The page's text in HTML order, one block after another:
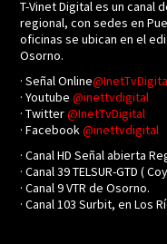
T-Vinet Digital es un
regional, con sedes en
oficinas se ubican en el
Osorno.
· Señal Online
· Youtube@inettvdigital
· Twitter@InetTvDigital
· Facebook@inettvdigital
· Canal HD Señal abierta
· Canal 39 TELSUR-GTD (
· Canal 9 VTR de Osorno.
· Canal 103 Surbit, en Los